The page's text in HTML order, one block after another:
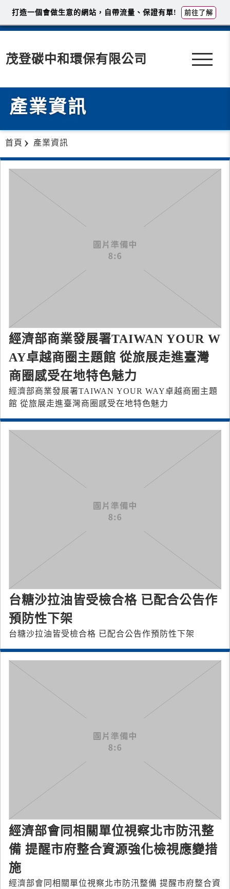
茂登碳中和環保有限公司
產業資訊
首頁 產業資訊
經濟部商業發展署TAIWAN YOUR W
AY卓越商圈主題館 從旅展走進臺灣
商圈感受在地特色魅力
經濟部商業發展署TAIWAN YOUR WAY卓越商圈主題
館 從旅展走進臺灣商圈感受在地特色魅力
台糖沙拉油皆受檢合格 已配合公告作
預防性下架
台糖沙拉油皆受檢合格 已配合公告作預防性下架
經濟部會同相關單位視察北市防汛整
備 提醒市府整合資源強化檢視應變措
施
經濟部會同相關單位視察北市防汛整備 提醒市府整合資
打造一個會做生意的網站，自帶流量、保證有單! 前往了解